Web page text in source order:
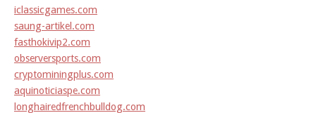
iclassicgames.com
saung-artikel.com
fasthokivip2.com
observersports.com
cryptominingplus.com
aquinoticiaspe.com
longhairedfrenchbulldog.com